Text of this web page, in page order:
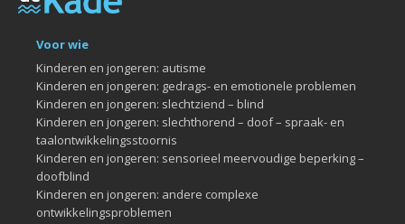
Voor wie
Kinderen en jongeren: autisme
Kinderen en jongeren: gedrags- en emotionele problemen
Kinderen en jongeren: slechtziend – blind
Kinderen en jongeren: slechthorend – doof – spraak- en
taalontwikkelingsstoornis
Kinderen en jongeren: sensorieel meervoudige beperking –
doofblind
Kinderen en jongeren: andere complexe
ontwikkelingsproblemen